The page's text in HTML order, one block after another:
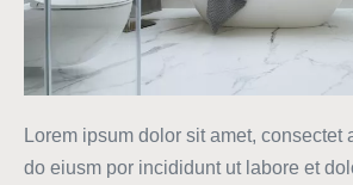
Lorem ipsum dolor sit amet, consectet
do eiusm por incididunt ut labore et